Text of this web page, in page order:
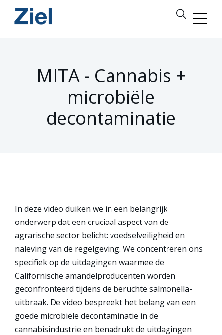
MITA - Cannabis +
microbiële
decontaminatie
In deze video duiken we in een belangrijk
onderwerp dat een cruciaal aspect van de
agrarische sector belicht: voedselveiligheid en
naleving van de regelgeving. We concentreren ons
specifiek op de uitdagingen waarmee de
Californische amandelproducenten worden
geconfronteerd tijdens de beruchte salmonella-
uitbraak. De video bespreekt het belang van een
goede microbiële decontaminatie in de
cannabisindustrie en benadrukt de uitdagingen